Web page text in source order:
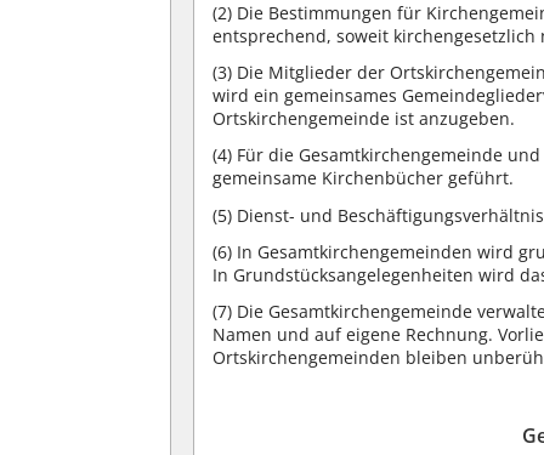
(2) Die Bestimmungen für
entsprechend, soweit
(3) Die Mitglieder der
wird ein gemeinsames
Ortskirchengemeinde ist anzugeben.
(4) Für die Gesamtkirchengemeinde
gemeinsame Kirchenbücher geführt.
(5) Dienst- und
(6) In Gesamtkirchengemeinden wird
In Grundstücksangelegenheiten wird
(7) Die Gesamtkirchengemeinde
Namen und auf eigene Rechnung.
Ortskirchengemeinden bleiben